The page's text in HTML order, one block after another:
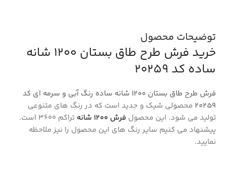
توضیحات محصول
خرید فرش طرح طاق بستان 1200 شانه
ساده کد 20259
فرش طرح طاق بستان 1200 شانه ساده رنگ آبی و سرمه ای کد
20259 محصولی شیک و جدید است که در رنگ های متنوعی
تولید می شود. این محصول فرش ۱۲۰۰ شانه
تراکم 3600 است.
پیشنهاد می کنیم سایر رنگ های این محصول را نیز ملاحظه
نمایید.